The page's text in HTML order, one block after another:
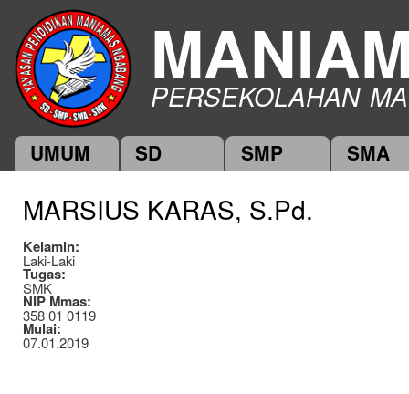
PERSEKOLAHAN
Main menu
UMUM SD SMP SMA
MARSIUS KARAS, S.Pd.
Kelamin:
Laki-Laki
Tugas:
SMK
NIP Mmas:
358 01 0119
Mulai:
07.01.2019